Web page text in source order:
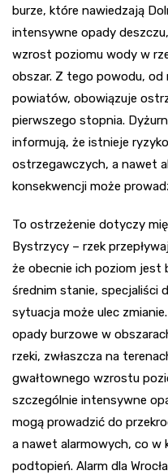
burze, które nawiedzają
intensywne opady
wzrost poziomu wody w
obszar. Z tego powodu, od
powiatów, obowiązuje
pierwszego stopnia.
informują, że istnieje
ostrzegawczych, a nawet
konsekwencji może
To ostrzeżenie dotyczy
Bystrzycy – rzek
że obecnie ich poziom jest
średnim stanie, specjaliści
sytuacja może ulec
opady burzowe w
rzeki, zwłaszcza na
gwałtownego wzrostu
szczególnie intensywne
mogą prowadzić do
a nawet alarmowych, co w
podtopień. Alarm dla